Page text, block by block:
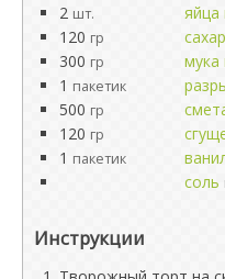
2 шт.
яйца
120 гр
сахар
300 гр
мука
1 пакетик
500 гр
120 гр
1 пакетик
соль
Инструкции